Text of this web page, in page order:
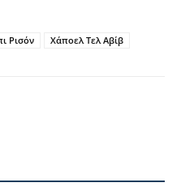
Ρισόν Χάποελ Τελ Αβίβ